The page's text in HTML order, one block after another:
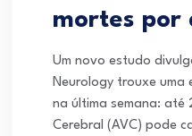
mortes por
Um novo estudo
Neurology trouxe uma
na última semana: até
Cerebral (AVC) pode